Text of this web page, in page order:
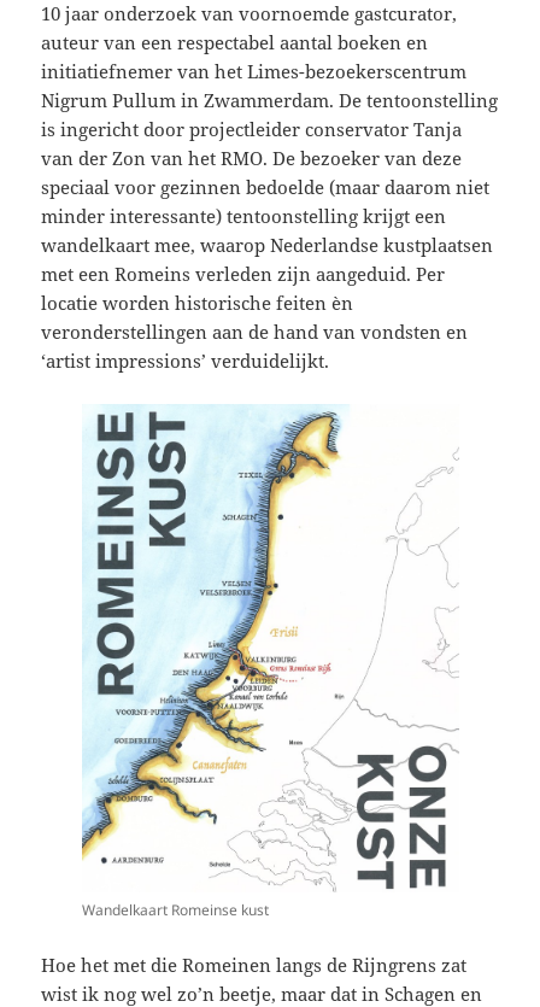
10 jaar onderzoek van voornoemde gastcurator,
auteur van een respectabel aantal boeken en
initiatiefnemer van het Limes-bezoekerscentrum
Nigrum Pullum in Zwammerdam. De tentoonstelling
is ingericht door projectleider conservator Tanja
van der Zon van het RMO. De bezoeker van deze
speciaal voor gezinnen bedoelde (maar daarom niet
minder interessante) tentoonstelling krijgt een
wandelkaart mee, waarop Nederlandse kustplaatsen
met een Romeins verleden zijn aangeduid. Per
locatie worden historische feiten èn
veronderstellingen aan de hand van vondsten en
‘artist impressions’ verduidelijkt.
Wandelkaart Romeinse kust
Hoe het met die Romeinen langs de Rijngrens zat
wist ik nog wel zo’n beetje, maar dat in Schagen en